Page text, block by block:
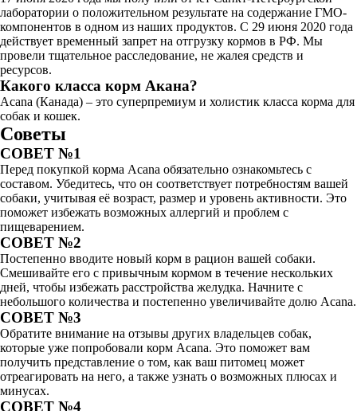
лаборатории о положительном результате на содержание ГМО-
компонентов в одном из наших продуктов. С 29 июня 2020 года
действует временный запрет на отгрузку кормов в РФ. Мы
провели тщательное расследование, не жалея средств и
ресурсов.
Какого класса корм Акана?
Acana (Канада) – это суперпремиум и холистик класса корма для
собак и кошек.
Советы
СОВЕТ №1
Перед покупкой корма Acana обязательно ознакомьтесь с
составом. Убедитесь, что он соответствует потребностям вашей
собаки, учитывая её возраст, размер и уровень активности. Это
поможет избежать возможных аллергий и проблем с
пищеварением.
СОВЕТ №2
Постепенно вводите новый корм в рацион вашей собаки.
Смешивайте его с привычным кормом в течение нескольких
дней, чтобы избежать расстройства желудка. Начните с
небольшого количества и постепенно увеличивайте долю Acana.
СОВЕТ №3
Обратите внимание на отзывы других владельцев собак,
которые уже попробовали корм Acana. Это поможет вам
получить представление о том, как ваш питомец может
отреагировать на него, а также узнать о возможных плюсах и
минусах.
СОВЕТ №4